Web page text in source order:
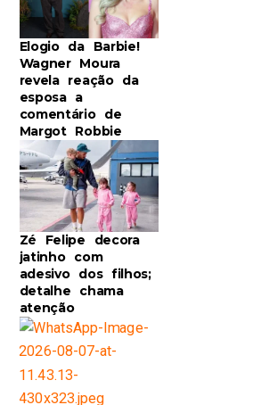
Elogio da Barbie!
Wagner Moura
revela reação da
esposa a
comentário de
Margot Robbie
Zé Felipe decora
jatinho com
adesivo dos filhos;
detalhe chama
atenção